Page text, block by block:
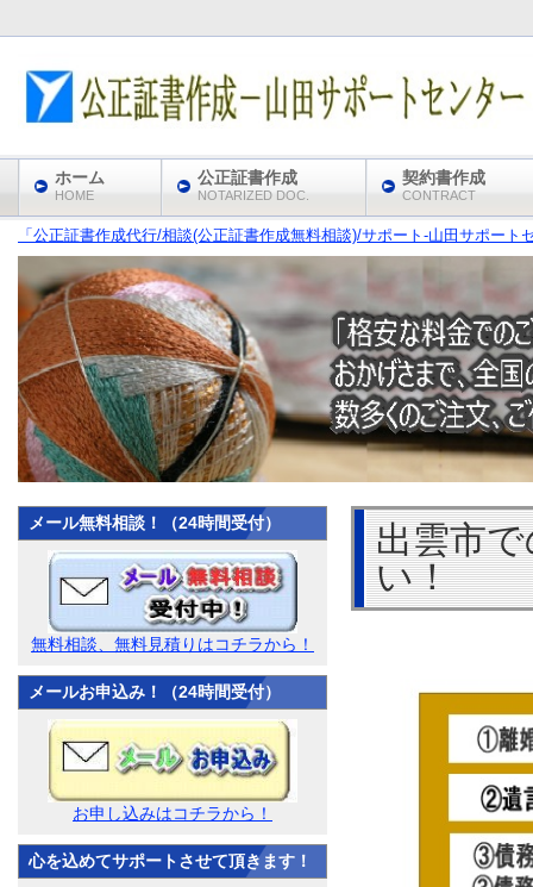
「公正証書作成代行/相談(公正証書作成無料相談)/サポート‐山田サポート
出雲市
い！
メール無料相談！（24時間受付）
無料相談、無料見積りはコチラから！
メールお申込み！（24時間受付）
お申し込みはコチラから！
心を込めてサポートさせて頂きます！
ホーム
HOME
公正証書作成
NOTARIZED DOC.
契約書作成
CONTRACT